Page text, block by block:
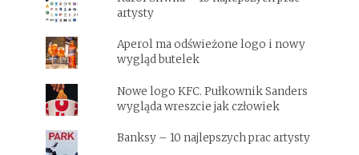
artysty
Aperol ma odświeżone logo i nowy
wygląd butelek
Nowe logo KFC. Pułkownik Sanders
wygląda wreszcie jak człowiek
Banksy – 10 najlepszych prac artysty